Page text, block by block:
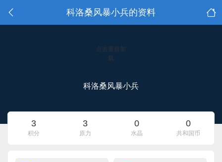
科洛桑风暴小兵的资料
点击重新加
载
科洛桑风暴小兵
3
积分
3
原力
0
水晶
0
共和国币